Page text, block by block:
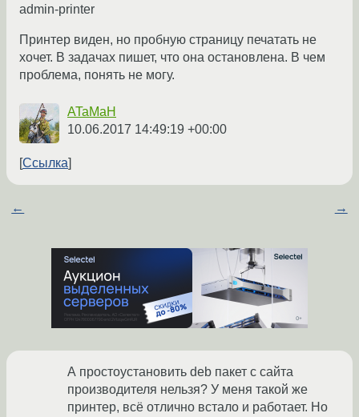
admin-printer
Принтер виден, но пробную страницу печатать не
хочет. В задачах пишет, что она остановлена. В чем
проблема, понять не могу.
ATaMaH
10.06.2017 14:49:19 +00:00
Ссылка
← →
А простоустановить deb пакет с сайта
производителя нельзя? У меня такой же
принтер, всё отлично встало и работает. Но